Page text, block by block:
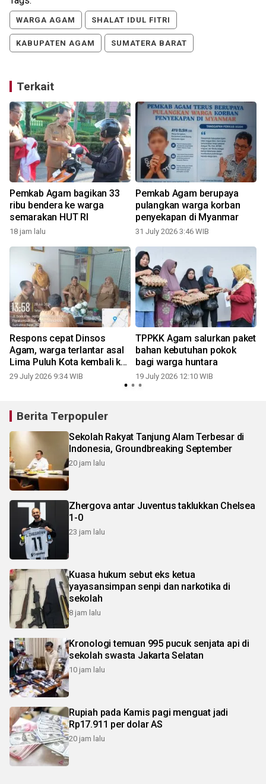
WARGA AGAM SHALAT IDUL FITRI
KABUPATEN AGAM SUMATERA BARAT
Terkait
Pemkab Agam bagikan 33
ribu bendera ke warga
semarakan HUT RI
18 jam lalu
Pemkab Agam berupaya
pulangkan warga korban
penyekapan di Myanmar
31 July 2026 3:46 WIB
Respons cepat Dinsos
Agam, warga terlantar asal
Lima Puluh Kota kembali ke
keluarga
29 July 2026 9:34 WIB
TPPKK Agam salurkan paket
bahan kebutuhan pokok
bagi warga huntara
19 July 2026 12:10 WIB
Berita Terpopuler
Sekolah Rakyat Tanjung Alam Terbesar di
Indonesia, Groundbreaking September
20 jam lalu
Zhergova antar Juventus taklukkan Chelsea
1-0
23 jam lalu
Kuasa hukum sebut eks ketua
yayasansimpan senpi dan narkotika di
sekolah
8 jam lalu
Kronologi temuan 995 pucuk senjata api di
sekolah swasta Jakarta Selatan
10 jam lalu
Rupiah pada Kamis pagi menguat jadi
Rp17.911 per dolar AS
20 jam lalu